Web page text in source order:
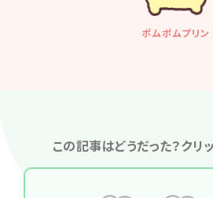
ポムポムプリン
この記事はどうだった？クリ